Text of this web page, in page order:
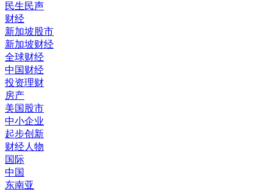
民生民声
财经
新加坡股市
新加坡财经
全球财经
中国财经
投资理财
房产
美国股市
中小企业
起步创新
财经人物
国际
中国
东南亚